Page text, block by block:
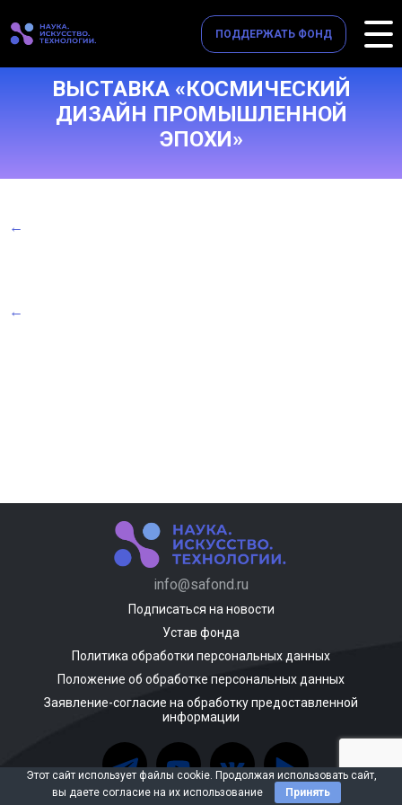
ПОДДЕРЖАТЬ ФОНД
ВЫСТАВКА «КОСМИЧЕСКИЙ
ДИЗАЙН ПРОМЫШЛЕННОЙ
ЭПОХИ»
←
←
info@safond.ru
Подписаться на новости
Устав фонда
Политика обработки персональных данных
Положение об обработке персональных данных
Заявление-согласие на обработку предоставленной
информации
Этот сайт использует файлы cookie. Продолжая использовать сайт,
вы даете согласие на их использование
Принять